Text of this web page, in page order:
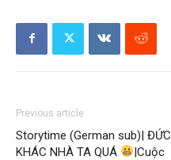
Previous article
Storytime (German sub)| ĐỨC
KHÁC NHÀ TA QUÁ
|Cuộc